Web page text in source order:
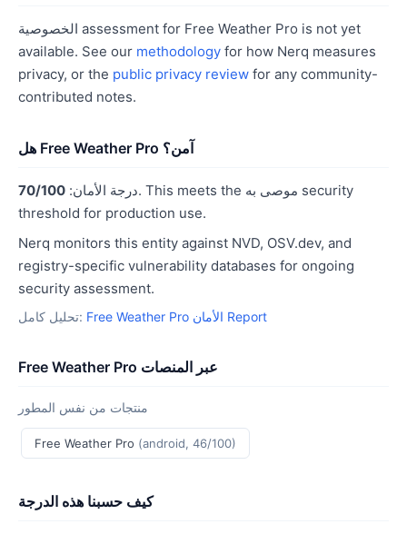
الخصوصية assessment for Free Weather Pro is not yet
available. See our methodology for how Nerq measures
privacy, or the public privacy review for any community-
contributed notes.
هل Free Weather Pro آمن؟
درجة الأمان: 70/100
. This meets the موصى به security
threshold for production use.
Nerq monitors this entity against NVD, OSV.dev, and
registry-specific vulnerability databases for ongoing
security assessment.
تحليل كامل: Free Weather Pro الأمان Report
Free Weather Pro عبر المنصات
منتجات من نفس المطور
Free Weather Pro (android, 46/100)
كيف حسبنا هذه الدرجة